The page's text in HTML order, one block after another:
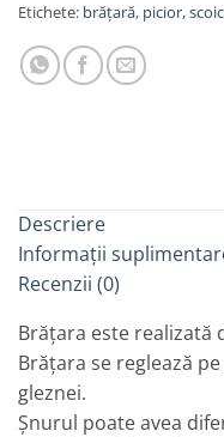
Etichete: brățară, picior,
Descriere
Informații
Recenzii (0)
Brățara este realizată
Brățara se reglează
gleznei.
Șnurul poate avea